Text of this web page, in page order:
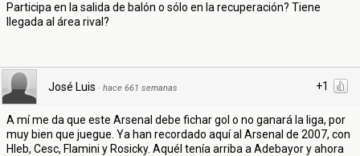
Participa en la salida de balón o sólo en la recuperación? Tiene
llegada al área rival?
+1
José Luis · hace 661 semanas
A mí me da que este Arsenal debe fichar gol o no ganará la liga, por
muy bien que juegue. Ya han recordado aquí al Arsenal de 2007, con
Hleb, Cesc, Flamini y Rosicky. Aquél tenía arriba a Adebayor y ahora